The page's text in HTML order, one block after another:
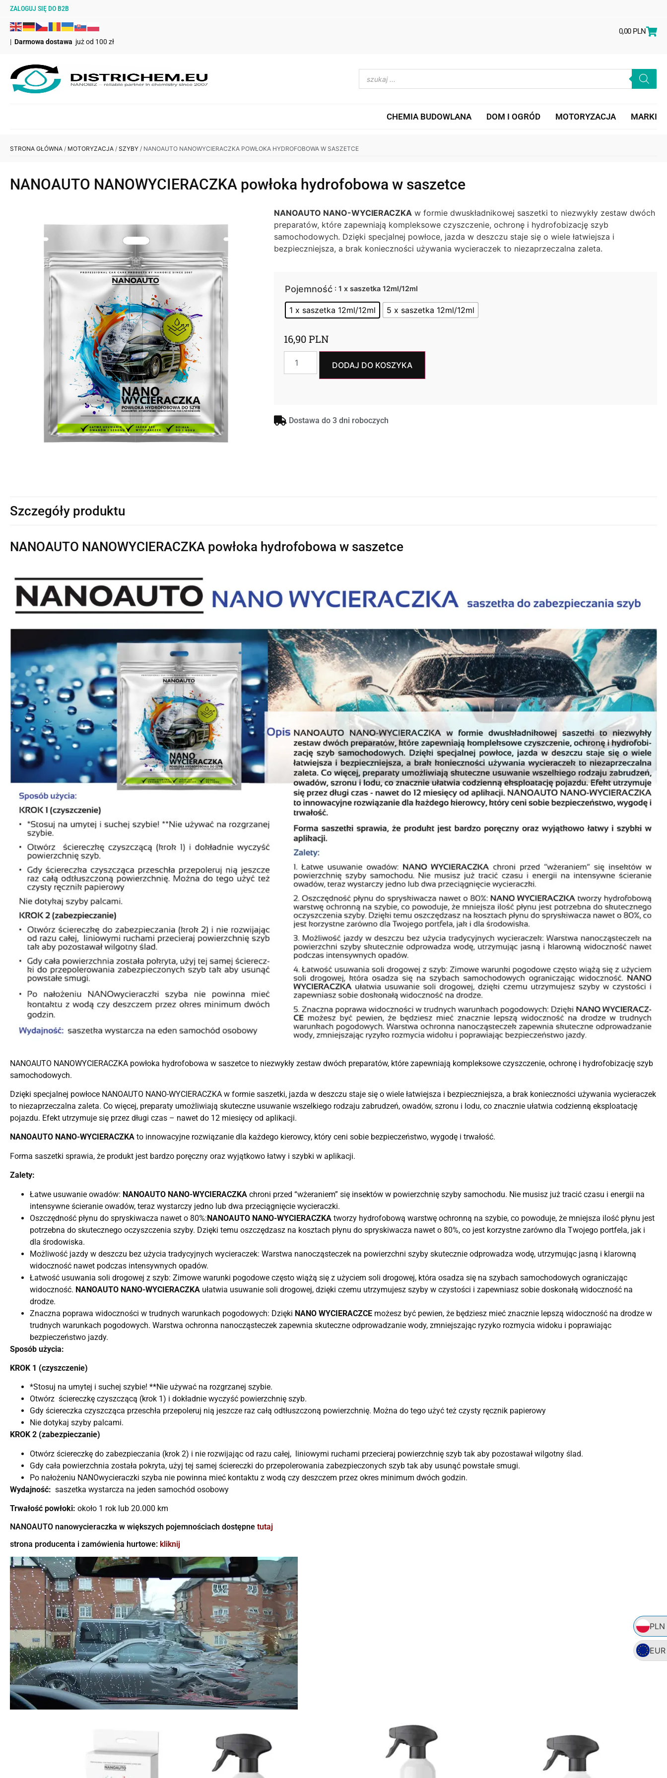
PLN
EUR
ZALOGUJ SIĘ DO B2B
| Darmowa dostawa już od 100 zł
0,00 PLN
CHEMIA BUDOWLANA DOM I OGRÓD MOTORYZACJA MARKI
STRONA GŁÓWNA / MOTORYZACJA / SZYBY / NANOAUTO NANOWYCIERACZKA POWŁOKA HYDROFOBOWA W SASZETCE
NANOAUTO NANOWYCIERACZKA powłoka hydrofobowa w saszetce
NANOAUTO NANO-WYCIERACZKAw formie dwuskładnikowej saszetki to niezwykły zestaw dwóch
preparatów, które zapewniają kompleksowe czyszczenie, ochronę i hydrofobizację szyb
samochodowych. Dzięki specjalnej powłoce, jazda w deszczu staje się o wiele łatwiejsza i
bezpieczniejsza, a brak konieczności używania wycieraczek to niezaprzeczalna zaleta.
Pojemność : 1 x saszetka 12ml/12ml
1 x saszetka 12ml/12ml 5 x saszetka 12ml/12ml
16,90PLN
DODAJ DO KOSZYKA
Dostawa do 3 dni roboczych
Szczegóły produktu
NANOAUTO NANOWYCIERACZKA powłoka hydrofobowa w saszetce
NANOAUTO NANOWYCIERACZKA powłoka hydrofobowa w saszetce to niezwykły zestaw dwóch preparatów, które zapewniają kompleksowe czyszczenie, ochronę i hydrofobizację szyb
samochodowych.
Dzięki specjalnej powłoce NANOAUTO NANO-WYCIERACZKA w formie saszetki, jazda w deszczu staje się o wiele łatwiejsza i bezpieczniejsza, a brak konieczności używania wycieraczek
to niezaprzeczalna zaleta. Co więcej, preparaty umożliwiają skuteczne usuwanie wszelkiego rodzaju zabrudzeń, owadów, szronu i lodu, co znacznie ułatwia codzienną eksploatację
pojazdu. Efekt utrzymuje się przez długi czas – nawet do 12 miesięcy od aplikacji.
NANOAUTO NANO-WYCIERACZKA to innowacyjne rozwiązanie dla każdego kierowcy, który ceni sobie bezpieczeństwo, wygodę i trwałość.
Forma saszetki sprawia, że produkt jest bardzo poręczny oraz wyjątkowo łatwy i szybki w aplikacji.
Zalety:
Łatwe usuwanie owadów: NANOAUTO NANO-WYCIERACZKA chroni przed “wżeraniem” się insektów w powierzchnię szyby samochodu. Nie musisz już tracić czasu i energii na
intensywne ścieranie owadów, teraz wystarczy jedno lub dwa przeciągnięcie wycieraczki.
Oszczędność płynu do spryskiwacza nawet o 80%:NANOAUTO NANO-WYCIERACZKA tworzy hydrofobową warstwę ochronną na szybie, co powoduje, że mniejsza ilość płynu jest
potrzebna do skutecznego oczyszczenia szyby. Dzięki temu oszczędzasz na kosztach płynu do spryskiwacza nawet o 80%, co jest korzystne zarówno dla Twojego portfela, jak i
dla środowiska.
Możliwość jazdy w deszczu bez użycia tradycyjnych wycieraczek: Warstwa nanocząsteczek na powierzchni szyby skutecznie odprowadza wodę, utrzymując jasną i klarowną
widoczność nawet podczas intensywnych opadów.
Łatwość usuwania soli drogowej z szyb: Zimowe warunki pogodowe często wiążą się z użyciem soli drogowej, która osadza się na szybach samochodowych ograniczając
widoczność. NANOAUTO NANO-WYCIERACZKA ułatwia usuwanie soli drogowej, dzięki czemu utrzymujesz szyby w czystości i zapewniasz sobie doskonałą widoczność na
drodze.
Znaczna poprawa widoczności w trudnych warunkach pogodowych: Dzięki NANO WYCIERACZCE możesz być pewien, że będziesz mieć znacznie lepszą widoczność na drodze w
trudnych warunkach pogodowych. Warstwa ochronna nanocząsteczek zapewnia skuteczne odprowadzanie wody, zmniejszając ryzyko rozmycia widoku i poprawiając
bezpieczeństwo jazdy.
Sposób użycia:
KROK 1 (czyszczenie)
*Stosuj na umytej i suchej szybie! **Nie używać na rozgrzanej szybie.
Otwórz ściereczkę czyszczącą (krok 1) i dokładnie wyczyść powierzchnię szyb.
Gdy ściereczka czyszcząca przeschła przepoleruj nią jeszcze raz całą odtłuszczoną powierzchnię. Można do tego użyć też czysty ręcznik papierowy
Nie dotykaj szyby palcami.
KROK 2 (zabezpieczanie)
Otwórz ściereczkę do zabezpieczania (krok 2) i nie rozwijając od razu całej, liniowymi ruchami przecieraj powierzchnię szyb tak aby pozostawał wilgotny ślad.
Gdy cała powierzchnia została pokryta, użyj tej samej ściereczki do przepolerowania zabezpieczonych szyb tak aby usunąć powstałe smugi.
Po nałożeniu NANOwycieraczki szyba nie powinna mieć kontaktu z wodą czy deszczem przez okres minimum dwóch godzin.
Wydajność: saszetka wystarcza na jeden samochód osobowy
Trwałość powłoki: około 1 rok lub 20.000 km
NANOAUTO nanowycieraczka w większych pojemnościach dostępne tutaj
strona producenta i zamówienia hurtowe: kliknij